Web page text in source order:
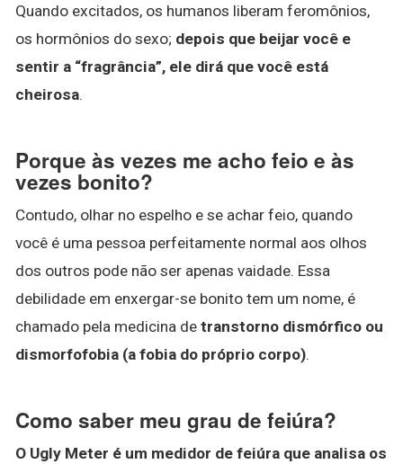
Quando excitados, os humanos liberam feromônios,
os hormônios do sexo; depois que beijar você e
sentir a “fragrância”, ele dirá que você está
cheirosa.
Porque às vezes me acho feio e às
vezes bonito?
Contudo, olhar no espelho e se achar feio, quando
você é uma pessoa perfeitamente normal aos olhos
dos outros pode não ser apenas vaidade. Essa
debilidade em enxergar-se bonito tem um nome, é
chamado pela medicina de transtorno dismórfico ou
dismorfofobia (a fobia do próprio corpo).
Como saber meu grau de feiúra?
O Ugly Meter é um medidor de feiúra que analisa os